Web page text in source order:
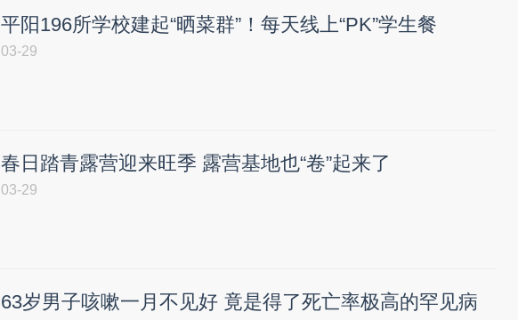
平阳196所学校建起“晒菜群”！每天线上“PK”学生餐
03-29
春日踏青露营迎来旺季 露营基地也“卷”起来了
03-29
63岁男子咳嗽一月不见好 竟是得了死亡率极高的罕见病